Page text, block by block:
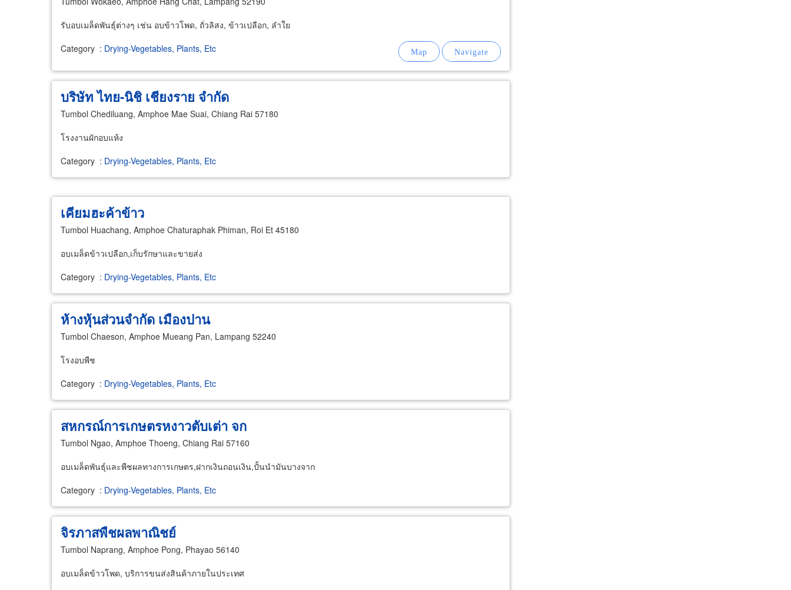
รับอบเมล็ดพันธุ์ต่างๆ เช่น อบข้าวโพด, ถั่วลิสง, ข้าวเปลือก, ลำใย
Category : Drying-Vegetables, Plants, Etc
บริษัท ไทย-นิชิ เชียงราย จำกัด
Tumbol Chediluang, Amphoe Mae Suai, Chiang Rai 57180
โรงงานผักอบแห้ง
Category : Drying-Vegetables, Plants, Etc
เคียมฮะค้าข้าว
Tumbol Huachang, Amphoe Chaturaphak Phiman, Roi Et 45180
อบเมล็ดข้าวเปลือก,เก็บรักษาและขายส่ง
Category : Drying-Vegetables, Plants, Etc
ห้างหุ้นส่วนจำกัด เมืองปาน
Tumbol Chaeson, Amphoe Mueang Pan, Lampang 52240
โรงอบพืช
Category : Drying-Vegetables, Plants, Etc
สหกรณ์การเกษตรหงาวตับเต่า จก
Tumbol Ngao, Amphoe Thoeng, Chiang Rai 57160
อบเมล็ดพันธุ์และพืชผลทางการเกษตร,ฝากเงินถอนเงิน,ปั้นนำมันบางจาก
Category : Drying-Vegetables, Plants, Etc
จิรภาสพืชผลพาณิชย์
Tumbol Naprang, Amphoe Pong, Phayao 56140
อบเมล็ดข้าวโพด, บริการขนส่งสินค้าภายในประเทศ